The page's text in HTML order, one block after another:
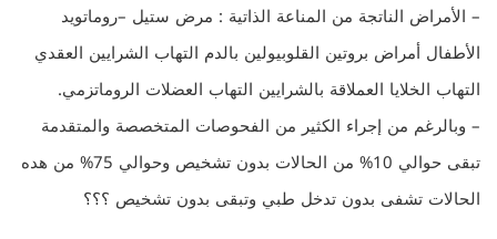
– الأمراض الناتجة من المناعة الذاتية : مرض ستيل –روماتويد
الأطفال أمراض بروتين القلوبيولين بالدم التهاب الشرايين العقدي
التهاب الخلايا العملاقة بالشرايين التهاب العضلات الروماتزمي.
– وبالرغم من إجراء الكثير من الفحوصات المتخصصة والمتقدمة
تبقى حوالي 10% من الحالات بدون تشخيص وحوالي 75% من هده
الحالات تشفى بدون تدخل طبي وتبقى بدون تشخيص ؟؟؟